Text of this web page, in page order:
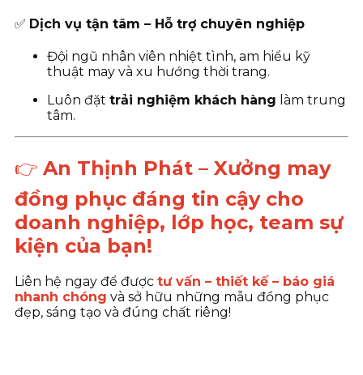
✅ Dịch vụ tận tâm – Hỗ trợ chuyên nghiệp
Đội ngũ nhân viên nhiệt tình, am hiểu kỹ
thuật may và xu hướng thời trang.
Luôn đặt trải nghiệm khách hàng làm trung
tâm.
👉 An Thịnh Phát – Xưởng may
đồng phục đáng tin cậy cho
doanh nghiệp, lớp học, team sự
kiện của bạn!
Liên hệ ngay để được tư vấn – thiết kế – báo giá
nhanh chóng và sở hữu những mẫu đồng phục
đẹp, sáng tạo và đúng chất riêng!